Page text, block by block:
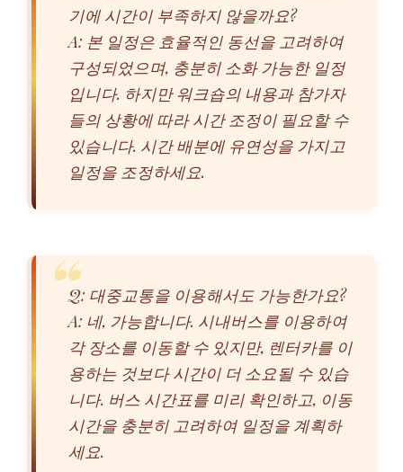
기에 시간이 부족하지 않을까요?
A: 본 일정은 효율적인 동선을 고려하여
구성되었으며, 충분히 소화 가능한 일정
입니다. 하지만 워크숍의 내용과 참가자
들의 상황에 따라 시간 조정이 필요할 수
있습니다. 시간 배분에 유연성을 가지고
일정을 조정하세요.
Q: 대중교통을 이용해서도 가능한가요?
A: 네, 가능합니다. 시내버스를 이용하여
각 장소를 이동할 수 있지만, 렌터카를 이
용하는 것보다 시간이 더 소요될 수 있습
니다. 버스 시간표를 미리 확인하고, 이동
시간을 충분히 고려하여 일정을 계획하
세요.